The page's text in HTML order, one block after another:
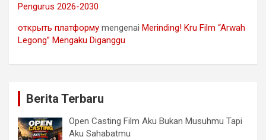
Pengurus 2026-2030
открыть платформу mengenai Merinding! Kru Film “Arwah
Legong” Mengaku Diganggu
Berita Terbaru
Open Casting Film Aku Bukan Musuhmu Tapi
Aku Sahabatmu